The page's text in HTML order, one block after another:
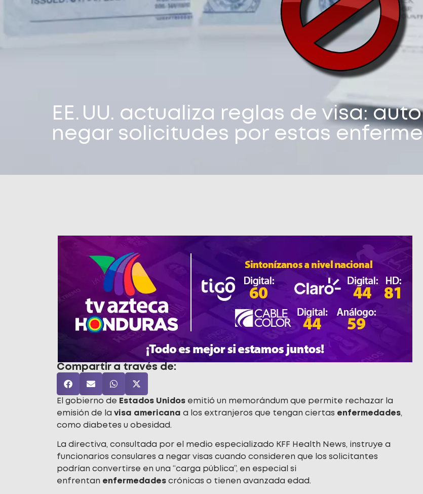
EE. UU. actualiza reglas de visa:
negar solicitudes por estas
Compartir a través de:
El gobierno de Estados Unidos emitió un memorándum que permite rechazar la
emisión de la visa americana a los extranjeros que tengan ciertas enfermedades,
como diabetes u obesidad.
La directiva, consultada por el medio especializado KFF Health News, instruye a
funcionarios consulares a negar visas cuando consideren que los solicitantes
podrían convertirse en una “carga pública”, en especial si
enfrentan enfermedades crónicas o tienen avanzada edad.